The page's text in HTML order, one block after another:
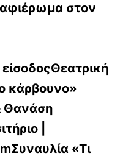
στον
κάρβουνο»
Θανάση
|
«Τι